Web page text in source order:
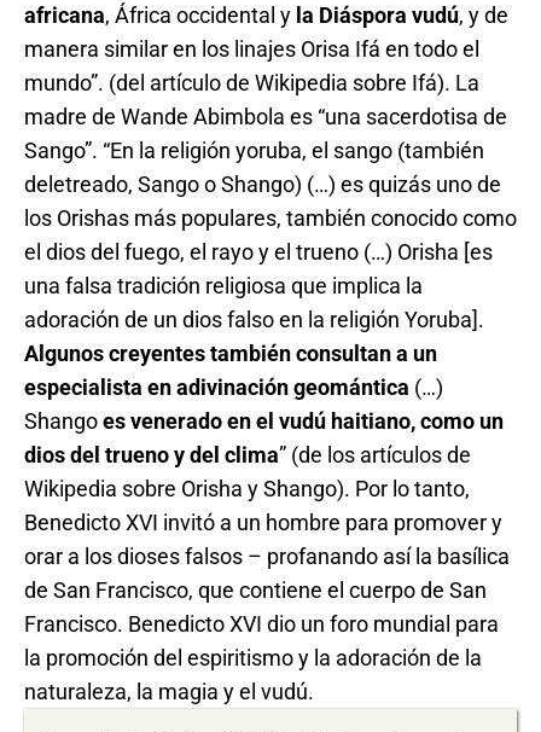
africana, África occidental y la Diáspora vudú, y de
manera similar en los linajes Orisa Ifá en todo el
mundo”. (del artículo de Wikipedia sobre Ifá). La
madre de Wande Abimbola es “una sacerdotisa de
Sango”. “En la religión yoruba, el sango (también
deletreado, Sango o Shango) (…) es quizás uno de
los Orishas más populares, también conocido como
el dios del fuego, el rayo y el trueno (…) Orisha [es
una falsa tradición religiosa que implica la
adoración de un dios falso en la religión Yoruba].
Algunos creyentestambién consultan a un
especialista en adivinación geomántica (…)
Shangoes venerado enel vudú haitiano, como un
dios del trueno y del clima” (de los artículos de
Wikipedia sobre Orisha y Shango). Por lo tanto,
Benedicto XVI invitó a un hombre para promover y
orar a los dioses falsos – profanando así la basílica
de San Francisco, que contiene el cuerpo de San
Francisco. Benedicto XVI dio un foro mundial para
la promoción del espiritismo y la adoración de la
naturaleza, la magia y el vudú.